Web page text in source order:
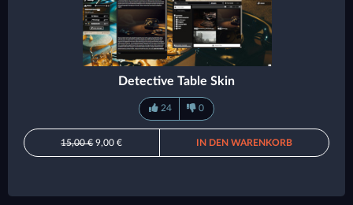
Detective Table Skin
24 0
15,00 €9,00 € IN DEN WARENKORB